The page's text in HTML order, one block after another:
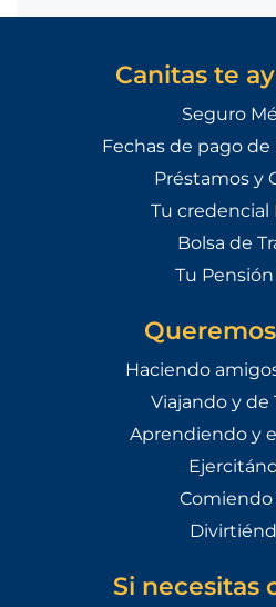
Canitas te
Seguro
Fechas de pago
Préstamos y
Tu credencial
Bolsa de
Tu Pensión
Haciendo
Viajando y de
Aprendiendo y
Si necesitas